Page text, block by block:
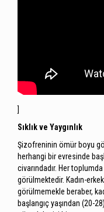
]
Sıklık ve Yaygınlık
Şizofreninin ömür boyu
herhangi bir evresinde
civarındadır. Her
görülmektedir. Kadın-
görülmemekle beraber,
başlangıç yaşından (20-